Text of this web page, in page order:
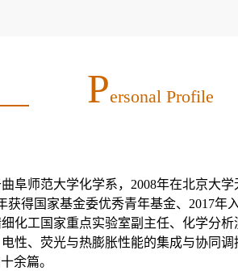
PErsonal Profile
阜师范大学化学系， 2008年在北京大学
获得国家基金委优秀青年基金、 2017年
化工国家重点实验室副主任、化学分
性、荧光与热膨胀性能的集成与协同
余篇。